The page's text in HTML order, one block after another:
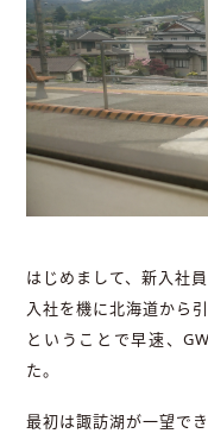
はじめまして、新入社員
入社を機に北海道から
ということで早速、
た。
最初は諏訪湖が一望で